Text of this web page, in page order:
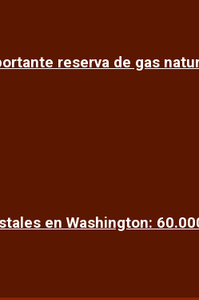
reserva de gas
en Washington: